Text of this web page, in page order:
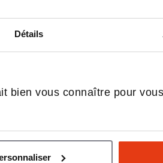
Détails
bien vous connaître pour